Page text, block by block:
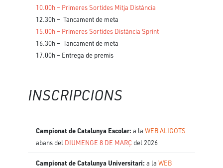
10.00h – Primeres Sortides Mitja Distància
12.30h – Tancament de meta
15.00h – Primeres Sortides Distància Sprint
16.30h – Tancament de meta
17.00h – Entrega de premis
INSCRIPCIONS
Campionat de Catalunya Escolar:a laWEB ALIGOTS
abans del DIUMENGE 8 DE MARÇ del 2026
Campionat de Catalunya Universitari: a laWEB